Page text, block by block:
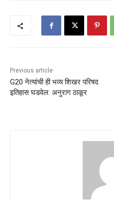
Previous article
G20 नेत्यांची ही भव्य शिखर परिषद
इतिहास घडवेल: अनुराग ठाकूर